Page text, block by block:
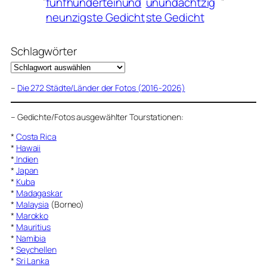
neunzigste Gedichtste Gedicht
Schlagwörter
– Die 272 Städte/Länder der Fotos (2016-2026)
– Gedichte/Fotos ausgewählter Tourstationen:
* Costa Rica
* Hawaii
* Indien
* Japan
* Kuba
* Madagaskar
* Malaysia (Borneo)
* Marokko
* Mauritius
* Namibia
* Seychellen
* Sri Lanka